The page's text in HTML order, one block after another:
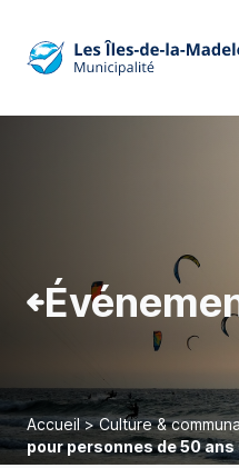
Accueil>Culture &
pour personnes de 50 ans